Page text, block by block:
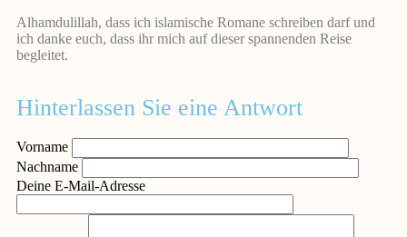
Alhamdulillah, dass ich islamische Romane schreiben darf und
ich danke euch, dass ihr mich auf dieser spannenden Reise
begleitet.
Hinterlassen Sie eine Antwort
Vorname
Nachname
Deine E-Mail-Adresse